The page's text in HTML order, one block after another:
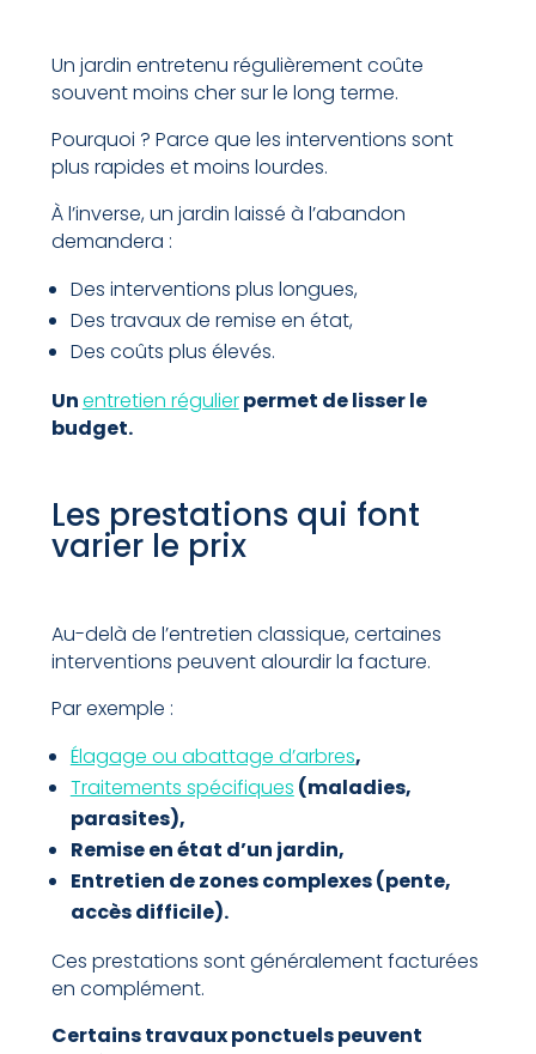
Un jardin entretenu régulièrement coûte
souvent moins cher sur le long terme.
Pourquoi ? Parce que les interventions sont
plus rapides et moins lourdes.
À l’inverse, un jardin laissé à l’abandon
demandera :
Des interventions plus longues,
Des travaux de remise en état,
Des coûts plus élevés.
Unentretien régulierpermet de lisser le
budget.
Les prestations qui font
varier le prix
Au-delà de l’entretien classique, certaines
interventions peuvent alourdir la facture.
Par exemple :
Élagage ou abattage d’arbres,
Traitements spécifiques (maladies,
parasites),
Remise en état d’un jardin,
Entretien de zones complexes (pente,
accès difficile).
Ces prestations sont généralement facturées
en complément.
Certains travaux ponctuels peuvent